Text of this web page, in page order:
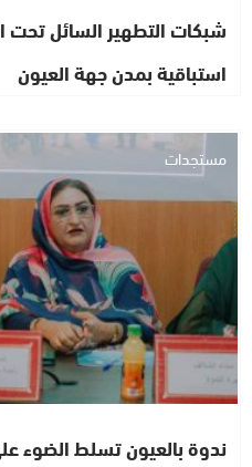
شبكات التطهير السائل تحت
استباقية بمدن جهة العيون
مستجدات
ندوة بالعيون تسلط الضوء